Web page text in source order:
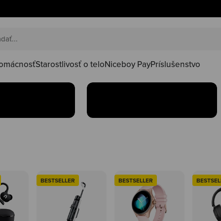
Starostlivosť o teloNiceboy PayPríslušenstvo
happy
Obľúbené produkty teraz
Kúpiť
BESTSELLER BESTSELLER